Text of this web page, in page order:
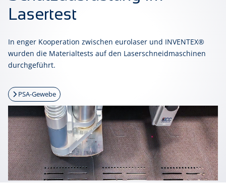
Lasertest
In enger Kooperation zwischen eurolaser und INVENTEX®
wurden die Materialtests auf den Laserschneidmaschinen
durchgeführt.
PSA-Gewebe